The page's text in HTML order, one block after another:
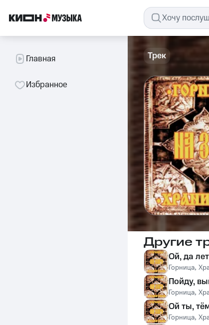
Главная
Избранное
Трек
Другие
Ой, да
Горница,
Пойду,
Горница,
Ой ты,
Горница,